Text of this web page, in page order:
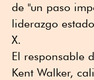
de "un paso
liderazgo
X.
El responsable
Kent Walker,